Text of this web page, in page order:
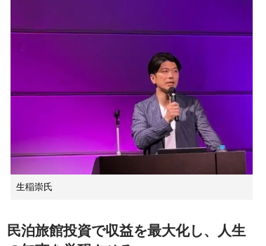
生稲崇氏
民泊旅館投資で収益を最大化し、人生